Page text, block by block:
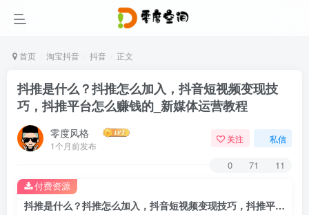
首页 淘宝抖音 抖音 正文
抖推是什么？抖推怎么加入，抖音短视频变现技
巧，抖推平台怎么赚钱的_新媒体运营教程
零度风格
1个月前发布
关注 私信
0 71 11
抖推是什么？抖推怎么加入，抖音短视频变现技巧，抖推平台怎么赚钱的_新媒体运营教程
付费资源